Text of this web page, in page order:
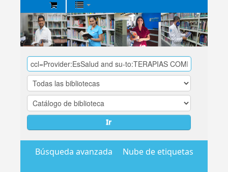
Biblioteca
Central
EsSalud
Ir
Búsqueda avanzada Nube de etiquetas